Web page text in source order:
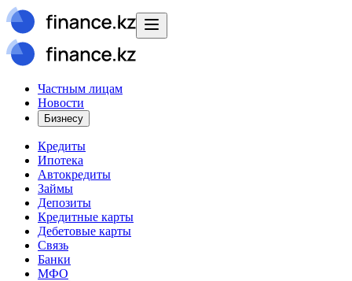
Частным лицам
Новости
Бизнесу
Кредиты
Ипотека
Автокредиты
Займы
Депозиты
Кредитные карты
Дебетовые карты
Связь
Банки
МФО